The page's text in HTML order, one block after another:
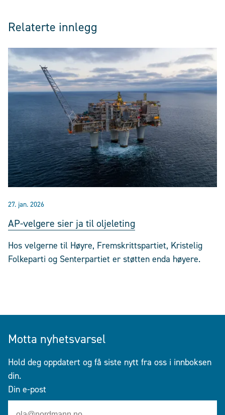
Relaterte innlegg
27. jan. 2026
AP-velgere sier ja til oljeleting
Hos velgerne til Høyre, Fremskrittspartiet, Kristelig
Folkeparti og Senterpartiet er støtten enda høyere.
Motta nyhetsvarsel
Hold deg oppdatert og få siste nytt fra oss i innboksen
din.
Din e-post